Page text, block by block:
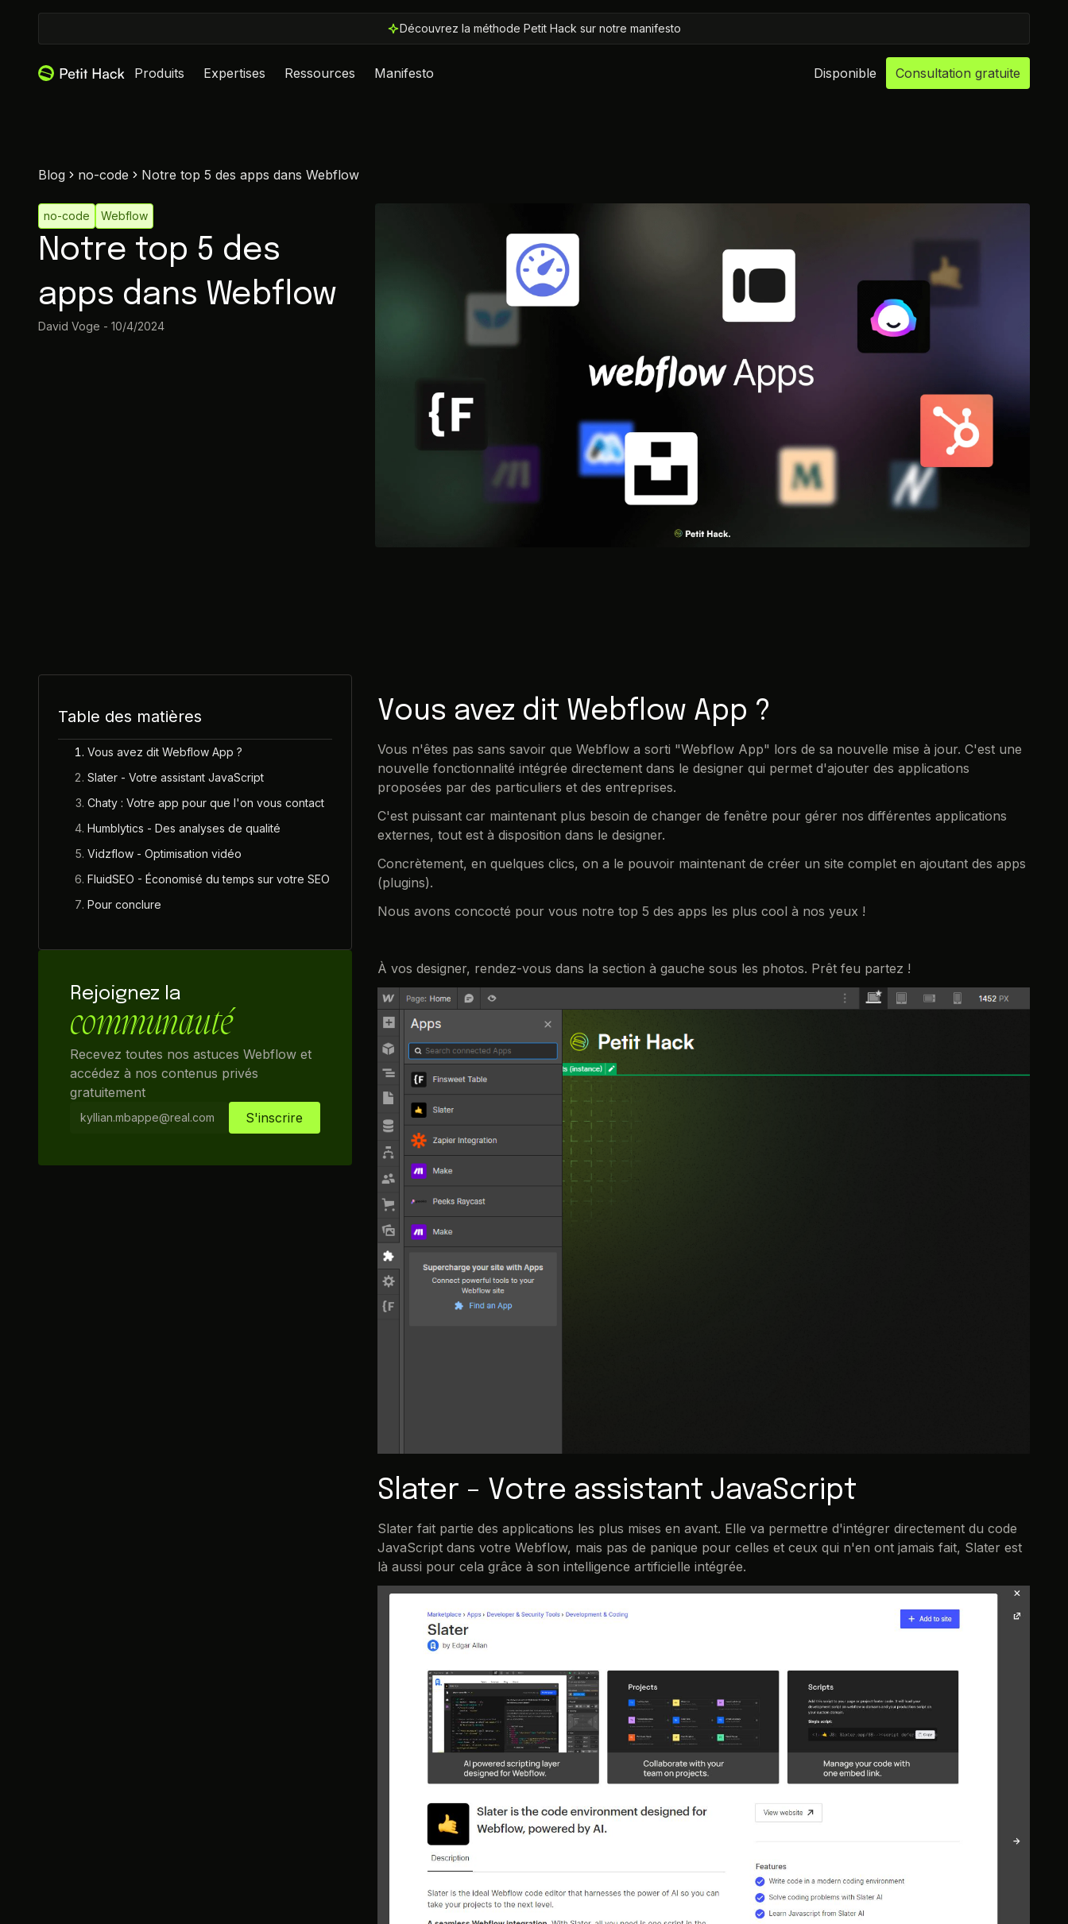
Découvrez la méthode Petit Hack sur notre manifesto
Produits Expertises Ressources Manifesto Disponible Consultation gratuite
no-code Webflow
Notre top 5 des
apps dans Webflow
David Voge - 10/4/2024
Blog no-code Notre top 5 des apps dans Webflow
Table des matières
Vous avez dit Webflow App ?
Slater - Votre assistant JavaScript
Chaty : Votre app pour que l'on vous contact
Humblytics - Des analyses de qualité
Vidzflow - Optimisation vidéo
FluidSEO - Économisé du temps sur votre SEO
Pour conclure
Rejoignez la
communauté
Recevez toutes nos astuces Webflow et
accédez à nos contenus privés
gratuitement
Vous avez dit Webflow App ?
Vous n'êtes pas sans savoir que Webflow a sorti "Webflow App" lors de sa nouvelle mise à jour. C'est une
nouvelle fonctionnalité intégrée directement dans le designer qui permet d'ajouter des applications
proposées par des particuliers et des entreprises.
C'est puissant car maintenant plus besoin de changer de fenêtre pour gérer nos différentes applications
externes, tout est à disposition dans le designer.
Concrètement, en quelques clics, on a le pouvoir maintenant de créer un site complet en ajoutant des apps
(plugins).
Nous avons concocté pour vous notre top 5 des apps les plus cool à nos yeux !
À vos designer, rendez-vous dans la section à gauche sous les photos. Prêt feu partez !
Slater - Votre assistant JavaScript
Slater fait partie des applications les plus mises en avant. Elle va permettre d'intégrer directement du code
JavaScript dans votre Webflow, mais pas de panique pour celles et ceux qui n'en ont jamais fait, Slater est
là aussi pour cela grâce à son intelligence artificielle intégrée.